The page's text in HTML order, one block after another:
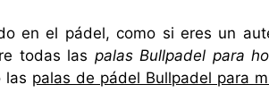
en el pádel, como si eres un
todas las palas Bullpadel para
las palas de pádel Bullpadel para